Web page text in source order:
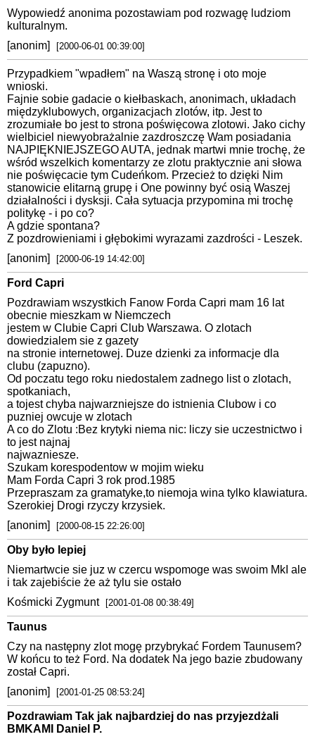
Wypowiedź anonima pozostawiam pod rozwagę ludziom
kulturalnym.
[anonim]
[2000-06-01 00:39:00]
Przypadkiem "wpadłem" na Waszą stronę i oto moje
wnioski.
Fajnie sobie gadacie o kiełbaskach, anonimach, układach
międzyklubowych, organizacjach zlotów, itp. Jest to
zrozumiałe bo jest to strona poświęcowa zlotowi. Jako cichy
wielbiciel niewyobrażalnie zazdroszczę Wam posiadania
NAJPIĘKNIEJSZEGO AUTA, jednak martwi mnie trochę, że
wśród wszelkich komentarzy ze zlotu praktycznie ani słowa
nie poświęcacie tym Cudeńkom. Przecież to dzięki Nim
stanowicie elitarną grupę i One powinny być osią Waszej
działalności i dysksji. Cała sytuacja przypomina mi trochę
politykę - i po co?
A gdzie spontana?
Z pozdrowieniami i głębokimi wyrazami zazdrości - Leszek.
[anonim]
[2000-06-19 14:42:00]
Ford Capri
Pozdrawiam wszystkich Fanow Forda Capri mam 16 lat
obecnie mieszkam w Niemczech
jestem w Clubie Capri Club Warszawa. O zlotach
dowiedzialem sie z gazety
na stronie internetowej. Duze dzienki za informacje dla
clubu (zapuzno).
Od poczatu tego roku niedostalem zadnego list o zlotach,
spotkaniach,
a tojest chyba najwarzniejsze do istnienia Clubow i co
puzniej owcuje w zlotach
A co do Zlotu :Bez krytyki niema nic: liczy sie uczestnictwo i
to jest najnaj
najwazniesze.
Szukam korespodentow w mojim wieku
Mam Forda Capri 3 rok prod.1985
Przepraszam za gramatyke,to niemoja wina tylko klawiatura.
Szerokiej Drogi rzyczy krzysiek.
[anonim]
[2000-08-15 22:26:00]
Oby było lepiej
Niemartwcie sie juz w czercu wspomoge was swoim MkI ale
i tak zajebiście że aż tylu sie ostało
Kośmicki Zygmunt
[2001-01-08 00:38:49]
Taunus
Czy na następny zlot mogę przybrykać Fordem Taunusem?
W końcu to też Ford. Na dodatek Na jego bazie zbudowany
został Capri.
[anonim]
[2001-01-25 08:53:24]
Pozdrawiam Tak jak najbardziej do nas przyjezdżali
BMKAMI Daniel P.